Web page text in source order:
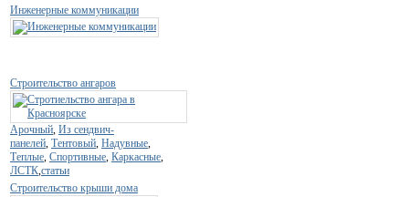
Инженерные коммуникации
Строительство ангаров
Арочный, Из сендвич-
панелей, Тентовый, Надувные,
Теплые, Спортивные, Каркасные,
ЛСТК,статьи
Строительство крыши дома